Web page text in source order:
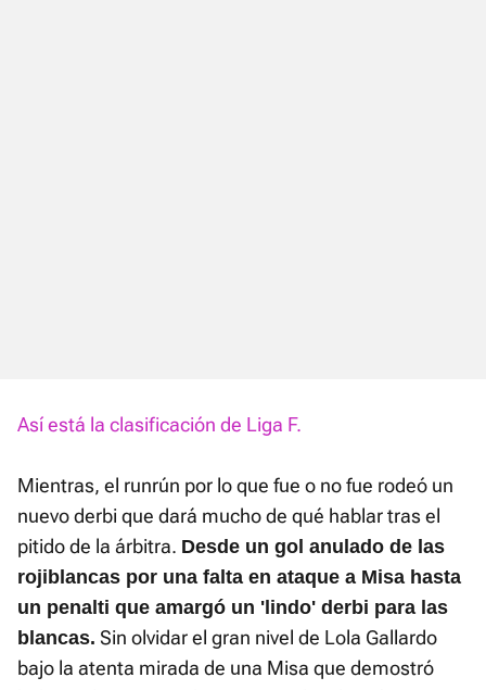
Así está la clasificación de Liga F.
Mientras, el runrún por lo que fue o no fue rodeó un
nuevo derbi que dará mucho de qué hablar tras el
pitido de la árbitra. Desde un gol anulado de las
rojiblancas por una falta en ataque a Misa hasta
un penalti que amargó un 'lindo' derbi para las
blancas. Sin olvidar el gran nivel de Lola Gallardo
bajo la atenta mirada de una Misa que demostró